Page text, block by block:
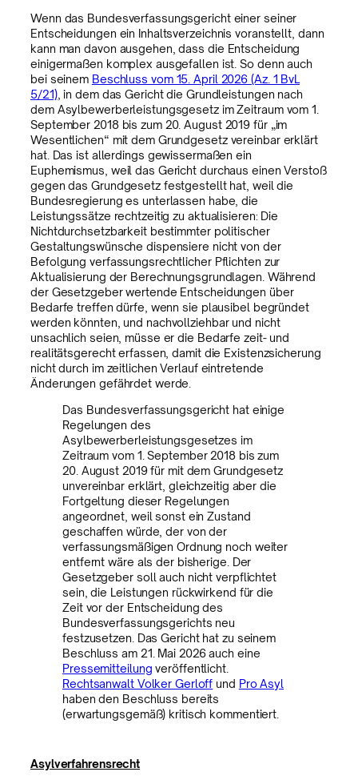
Wenn das Bundesverfassungsgericht einer seiner
Entscheidungen ein Inhaltsverzeichnis voranstellt, dann
kann man davon ausgehen, dass die Entscheidung
einigermaßen komplex ausgefallen ist. So denn auch
bei seinem Beschluss vom 15. April 2026 (Az. 1 BvL
5/21), in dem das Gericht die Grundleistungen nach
dem Asylbewerberleistungsgesetz im Zeitraum vom 1.
September 2018 bis zum 20. August 2019 für „im
Wesentlichen“ mit dem Grundgesetz vereinbar erklärt
hat. Das ist allerdings gewissermaßen ein
Euphemismus, weil das Gericht durchaus einen Verstoß
gegen das Grundgesetz festgestellt hat, weil die
Bundesregierung es unterlassen habe, die
Leistungssätze rechtzeitig zu aktualisieren: Die
Nichtdurchsetzbarkeit bestimmter politischer
Gestaltungswünsche dispensiere nicht von der
Befolgung verfassungsrechtlicher Pflichten zur
Aktualisierung der Berechnungsgrundlagen. Während
der Gesetzgeber wertende Entscheidungen über
Bedarfe treffen dürfe, wenn sie plausibel begründet
werden könnten, und nachvollziehbar und nicht
unsachlich seien, müsse er die Bedarfe zeit- und
realitätsgerecht erfassen, damit die Existenzsicherung
nicht durch im zeitlichen Verlauf eintretende
Änderungen gefährdet werde.
Das Bundesverfassungsgericht hat einige
Regelungen des
Asylbewerberleistungsgesetzes im
Zeitraum vom 1. September 2018 bis zum
20. August 2019 für mit dem Grundgesetz
unvereinbar erklärt, gleichzeitig aber die
Fortgeltung dieser Regelungen
angeordnet, weil sonst ein Zustand
geschaffen würde, der von der
verfassungsmäßigen Ordnung noch weiter
entfernt wäre als der bisherige. Der
Gesetzgeber soll auch nicht verpflichtet
sein, die Leistungen rückwirkend für die
Zeit vor der Entscheidung des
Bundesverfassungsgerichts neu
festzusetzen. Das Gericht hat zu seinem
Beschluss am 21. Mai 2026 auch eine
Pressemitteilung veröffentlicht.
Rechtsanwalt Volker Gerloff und Pro Asyl
haben den Beschluss bereits
(erwartungsgemäß) kritisch kommentiert.
Asylverfahrensrecht